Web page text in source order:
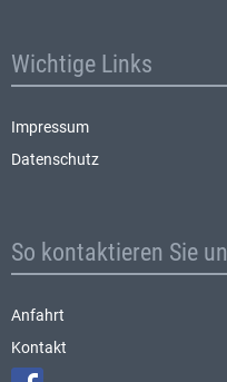
Wichtige Links
Impressum
Datenschutz
So kontaktieren Sie
Anfahrt
Kontakt